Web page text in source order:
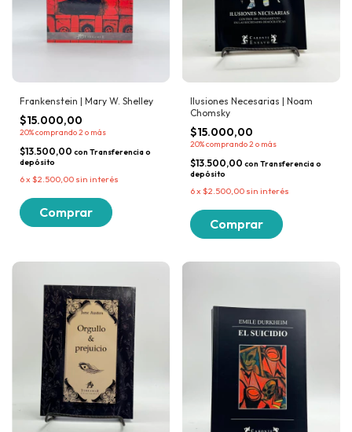
Frankenstein | Mary W. Shelley
$15.000,00
20%comprando 2 o más
$13.500,00 con Transferencia o
depósito
6x $2.500,00 sin interés
Ilusiones Necesarias | Noam
Chomsky
$15.000,00
20%comprando 2 o más
$13.500,00 con Transferencia o
depósito
6x $2.500,00 sin interés